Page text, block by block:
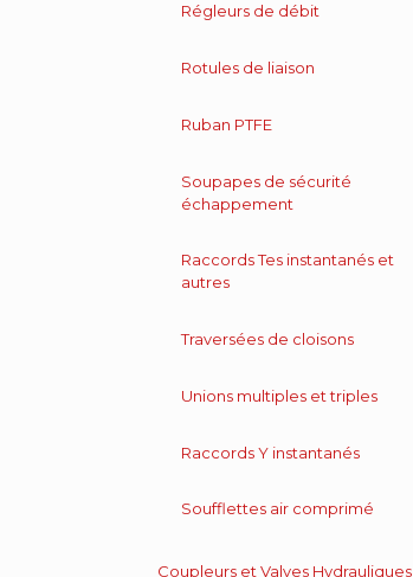
Régleurs de débit
Rotules de liaison
Ruban PTFE
Soupapes de sécurité
échappement
Raccords Tes instantanés et
autres
Traversées de cloisons
Unions multiples et triples
Raccords Y instantanés
Soufflettes air comprimé
Coupleurs et Valves Hydrauliques